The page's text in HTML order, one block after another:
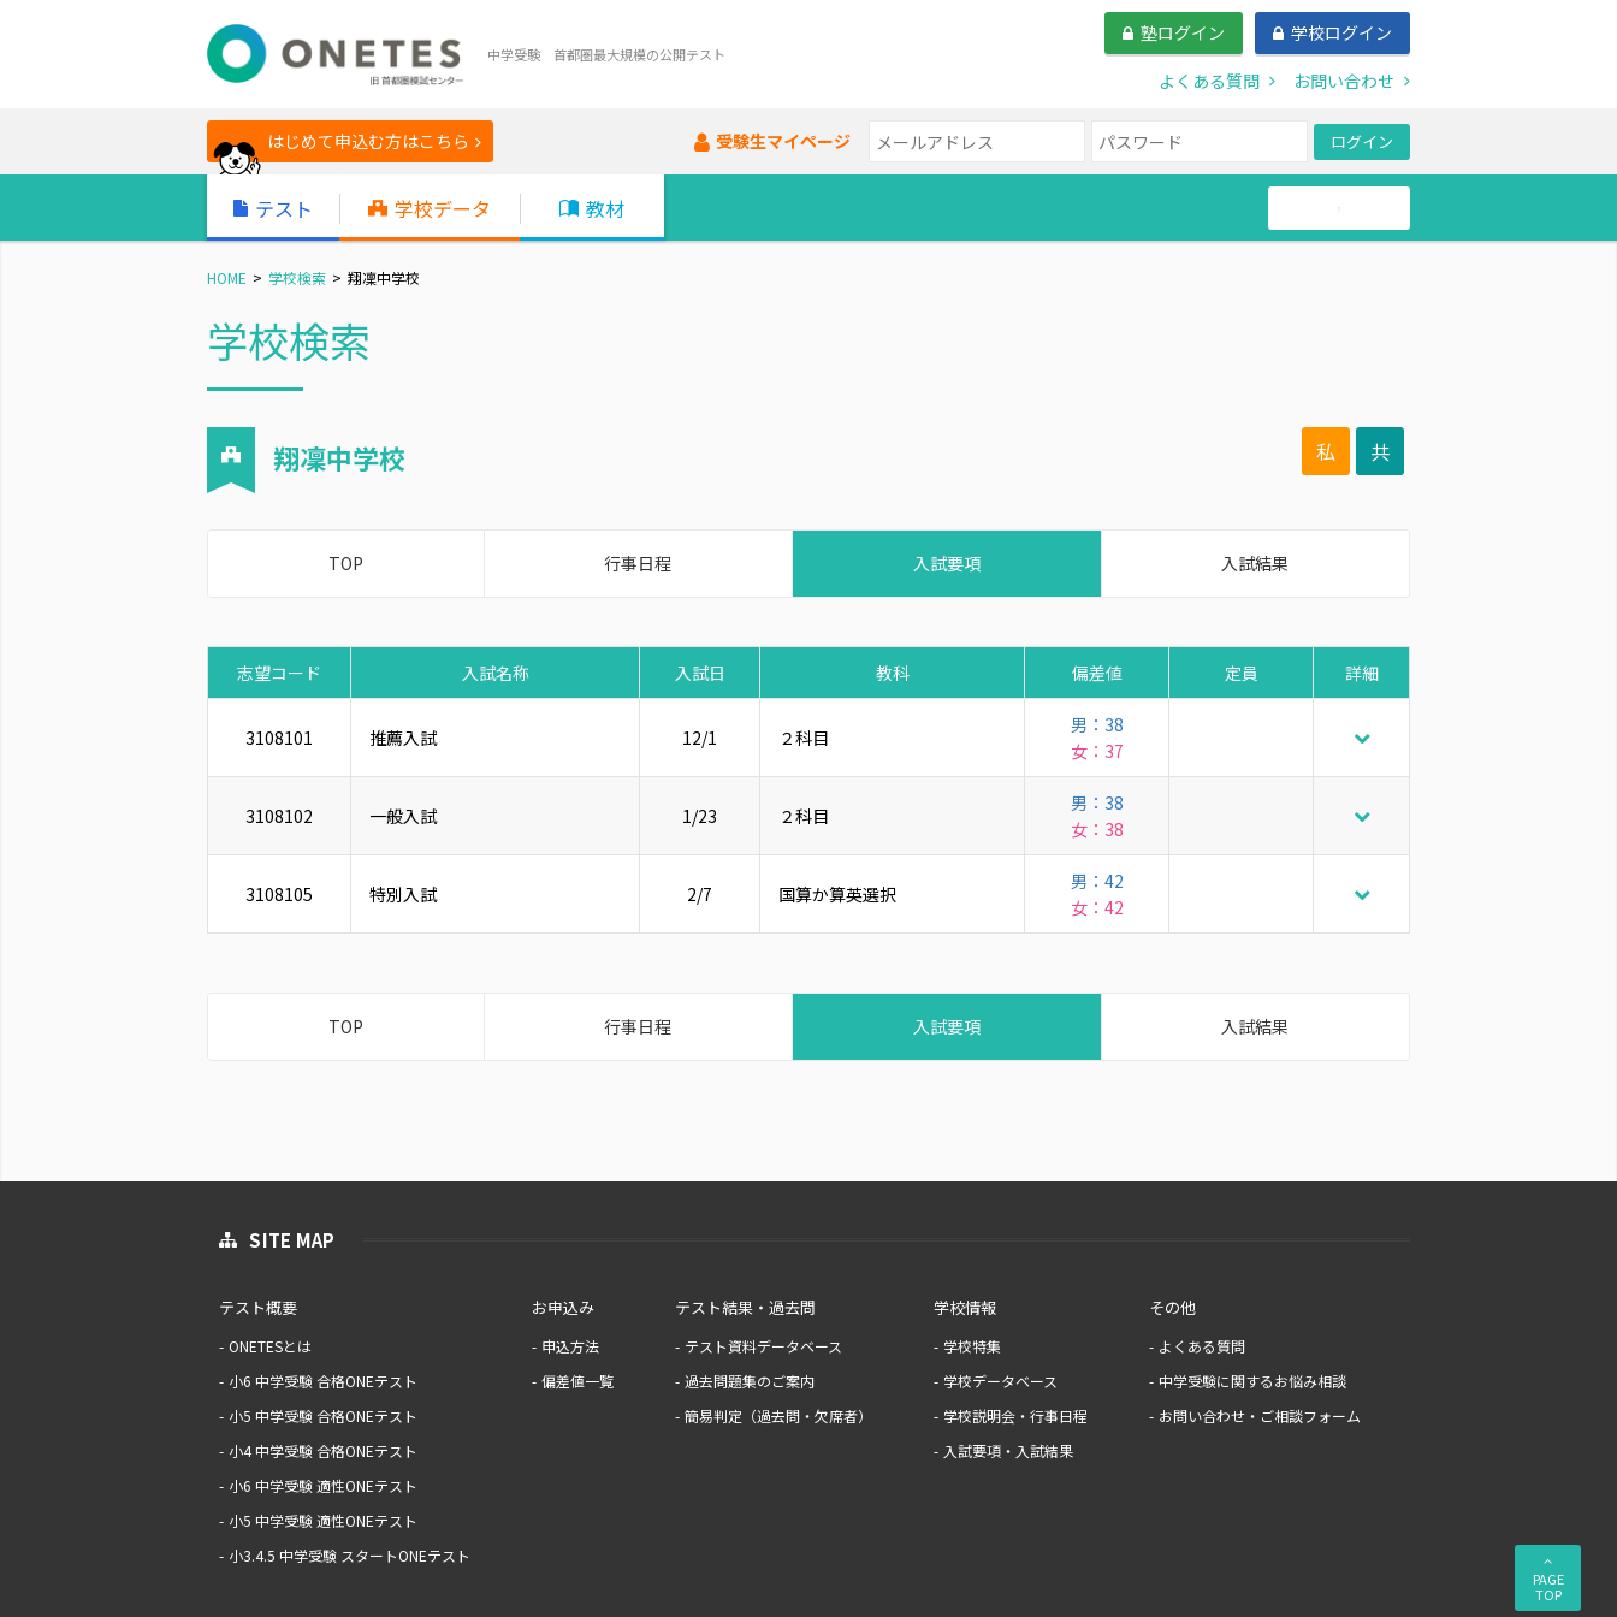
中学受験 首都圏最大規模の公開テスト
塾ログイン
学校ログイン
よくある質問
お問い合わせ
はじめて申込む方はこちら 受験生マイページ ログイン
テスト 学校データ 教材 帰国生
HOME 学校検索 翔凜中学校
学校検索
翔凜中学校 私 共
TOP 行事日程 入試要項 入試結果
志望コード 入試名称 入試日 教科 偏差値 定員 詳細
3108101 推薦入試 12/1 ２科目
男：38
女：37
3108102 一般入試 1/23 ２科目
男：38
女：38
3108105 特別入試 2/7 国算か算英選択
男：42
女：42
TOP 行事日程 入試要項 入試結果
PAGE
TOP
SITE MAP
テスト概要
ONETESとは
小6 中学受験 合格ONEテスト
小5 中学受験 合格ONEテスト
小4 中学受験 合格ONEテスト
小6 中学受験 適性ONEテスト
小5 中学受験 適性ONEテスト
小3.4.5 中学受験 スタートONEテスト
お申込み
申込方法
偏差値一覧
テスト結果・過去問
テスト資料データベース
過去問題集のご案内
簡易判定（過去問・欠席者）
学校情報
学校特集
学校データベース
学校説明会・行事日程
入試要項・入試結果
その他
よくある質問
中学受験に関するお悩み相談
お問い合わせ・ご相談フォーム